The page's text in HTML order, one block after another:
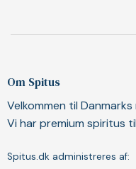
Om Spitus
Velkommen til
Vi har premium spiritus
Spitus.dk administreres af: